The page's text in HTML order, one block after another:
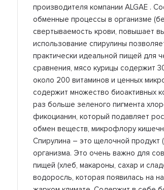
производителя компании ALGAE .
обменные процессы в организме
свертываемость крови, повышает
использование спирулины
практически идеальной пищей для
сравнения, мясо курицы содержит
около 200 витаминов и ценных
содержит множество биоактивных
раз больше зеленого пигмента
фикоцианин, который подавляет
обмен веществ, микрофлору
Спирулина – это щелочной
организма. Это очень важно для
пищей (хлеб, макароны, сахар и
водоросль, которая появилась на